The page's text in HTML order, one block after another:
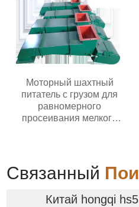
вибрационные грохоты со
стабильной
производительностью
Долговечные грохоты для
добычи полезных
ископаемых
Моторный шахтный
питатель с грузом для
равномерного
просеивания мелкого
Связанный
Китай hongqi